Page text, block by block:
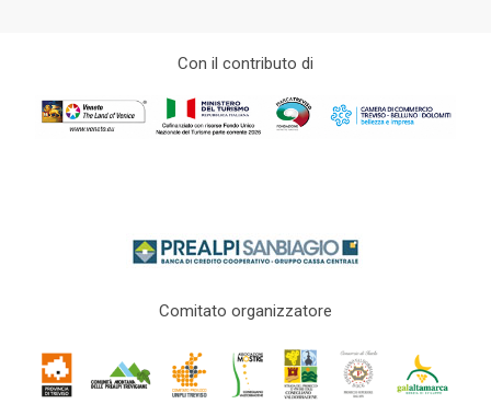
Con il contributo di
Comitato organizzatore